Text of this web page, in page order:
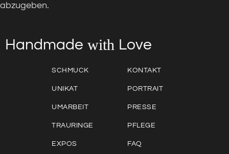
abzugeben.
Handmade with Love
SCHMUCK
UNIKAT
UMARBEIT
TRAURINGE
EXPOS
KONTAKT
PORTRAIT
PRESSE
PFLEGE
FAQ